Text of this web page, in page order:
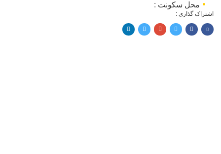
محل سکونت :
اشتراک گذاری :
اشتراک با فیسبوک
اشتراک در توییترپین کردن در پینترست
اشتراک با ایمیلاشتراک با لینکدین